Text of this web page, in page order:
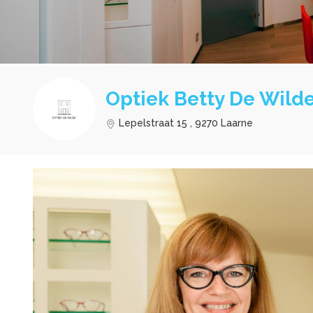
Optiek Betty De
Lepelstraat 15 , 9270 Laarne